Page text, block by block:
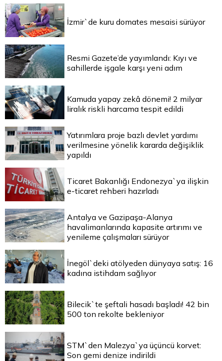
İzmir`de kuru domates mesaisi sürüyor
Resmi Gazete’de yayımlandı: Kıyı ve
sahillerde işgale karşı yeni adım
Kamuda yapay zekâ dönemi! 2 milyar
liralık riskli harcama tespit edildi
Yatırımlara proje bazlı devlet yardımı
verilmesine yönelik kararda değişiklik
yapıldı
Ticaret Bakanlığı Endonezya`ya ilişkin
e-ticaret rehberi hazırladı
Antalya ve Gazipaşa-Alanya
havalimanlarında kapasite artırımı ve
yenileme çalışmaları sürüyor
İnegöl`deki atölyeden dünyaya satış: 16
kadına istihdam sağlıyor
Bilecik`te şeftali hasadı başladı! 42 bin
500 ton rekolte bekleniyor
STM`den Malezya`ya üçüncü korvet:
Son gemi denize indirildi